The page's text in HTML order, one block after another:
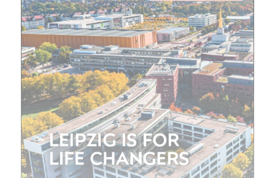
Mit dem |transkript-Newsletter
jede Woche aktuell informiert.
E-
Mail
(erforderlich)